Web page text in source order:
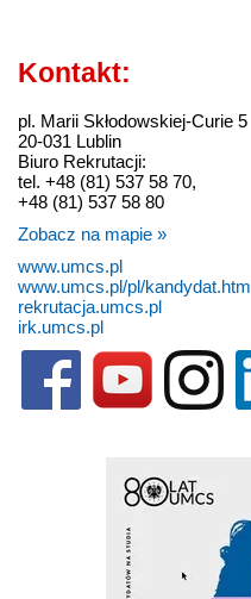
Kontakt:
pl. Marii Skłodowskiej-Curie 5
20-031 Lublin
Biuro Rekrutacji:
tel. +48 (81) 537 58 70,
+48 (81) 537 58 80
Zobacz na mapie »
www.umcs.pl
www.umcs.pl/pl/kandydat.htm
rekrutacja.umcs.pl
irk.umcs.pl